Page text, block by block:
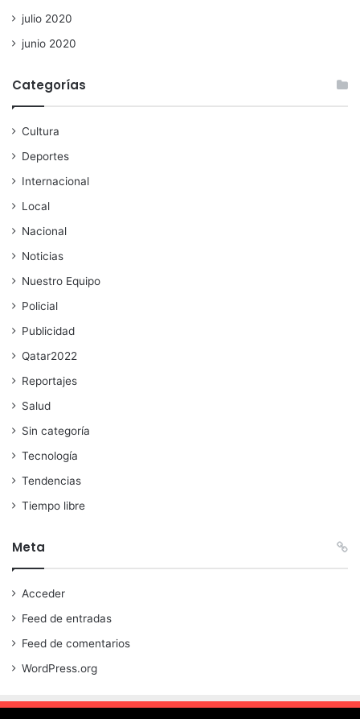
julio 2020
junio 2020
Categorías
Cultura
Deportes
Internacional
Local
Nacional
Noticias
Nuestro Equipo
Policial
Publicidad
Qatar2022
Reportajes
Salud
Sin categoría
Tecnología
Tendencias
Tiempo libre
Meta
Acceder
Feed de entradas
Feed de comentarios
WordPress.org